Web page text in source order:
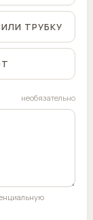
ТРУБКУ
необязательно